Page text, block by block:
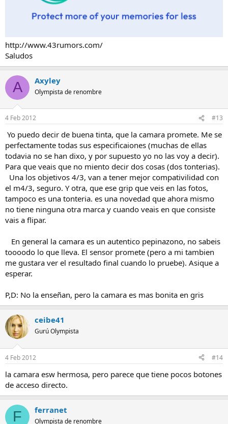
http://www.43rumors.com/
Saludos
A Axyley
Olympista de renombre
4 Feb 2012 #13
Yo puedo decir de buena tinta, que la camara promete. Me se
perfectamente todas sus especificaiones (muchas de ellas
todavia no se han dixo, y por supuesto yo no las voy a decir).
Para que veais que no miento decir dos cosas (dos tonterias).
Una los objetivos 4/3, van a tener mejor compativilidad con
el m4/3, seguro. Y otra, que ese grip que veis en las fotos,
tampoco es una tonteria. es una novedad que ahora mismo
no tiene ninguna otra marca y cuando veais en que consiste
vais a flipar.
En general la camara es un autentico pepinazono, no sabeis
toooodo lo que lleva. El sensor promete (pero a mi tambien
me gustara ver el resultado final cuando lo pruebe). Asique a
esperar.
P,D: No la enseñan, pero la camara es mas bonita en gris
ceibe41
Gurú Olympista
4 Feb 2012 #14
la camara esw hermosa, pero parece que tiene pocos botones
de acceso directo.
F ferranet
Olympista de renombre